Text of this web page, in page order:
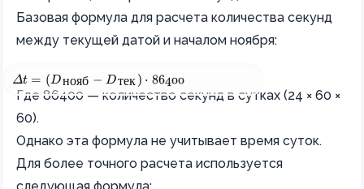
Базовая формула для расчета количества секунд
между текущей датой и началом ноября:
\Delta t = (D_\text{нояб} - D_\text{тек}) \cdot 86400
Δt = (Dнояб − Dтек ) ⋅ 86400
Где 86400 — количество секунд в сутках (24 × 60 ×
60).
Однако эта формула не учитывает время суток.
Для более точного расчета используется